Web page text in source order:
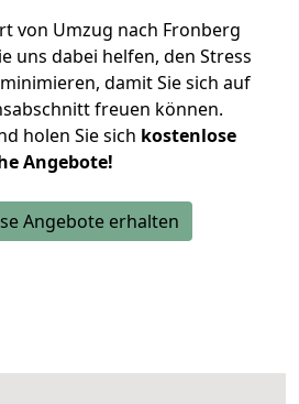
von Umzug nach Fronberg
uns dabei helfen, den Stress
damit Sie sich auf
freuen können.
holen Sie sich kostenlose
Angebote!
Angebote erhalten